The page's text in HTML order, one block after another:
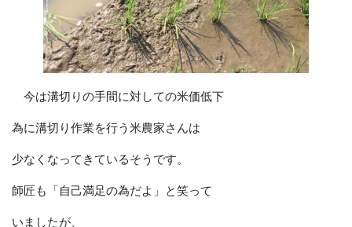
今は溝切りの手間に対しての米価低下
為に溝切り作業を行う米農家さんは
少なくなってきているそうです。
師匠も「自己満足の為だよ」と笑って
いましたが、